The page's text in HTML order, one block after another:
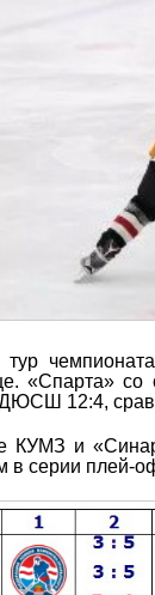
«Спарта»
12:4,
КУМЗ и
в серии плей-